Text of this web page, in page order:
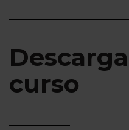
curso